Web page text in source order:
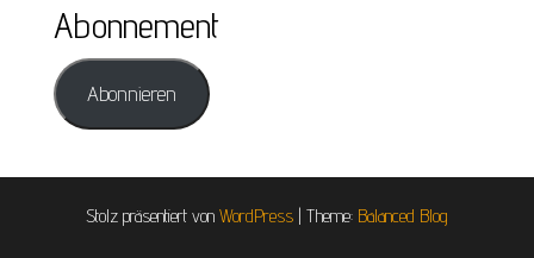
Abonnement
Abonnieren
Stolz präsentiert von WordPress | Theme: Balanced Blog